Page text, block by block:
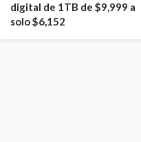
digital de 1TB de $9,999 a
solo $6,152